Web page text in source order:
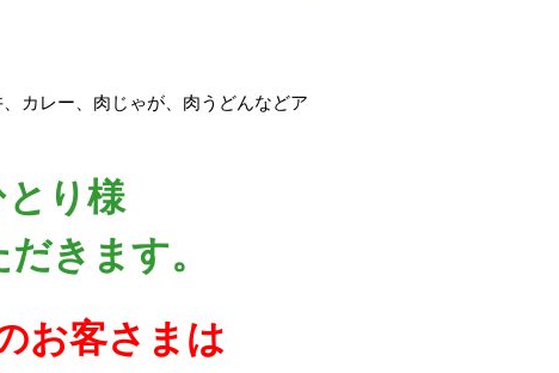
カレー、肉じゃが、肉うどんなどア
り様
きます。
お客さまは